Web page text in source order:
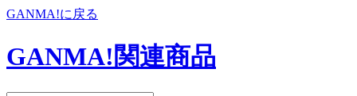
GANMA!に戻る
GANMA!関連商品